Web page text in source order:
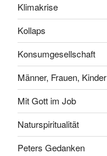
Klimakrise
Kollaps
Konsumgesellschaft
Männer, Frauen, Kinder
Mit Gott im Job
Naturspiritualität
Peters Gedanken